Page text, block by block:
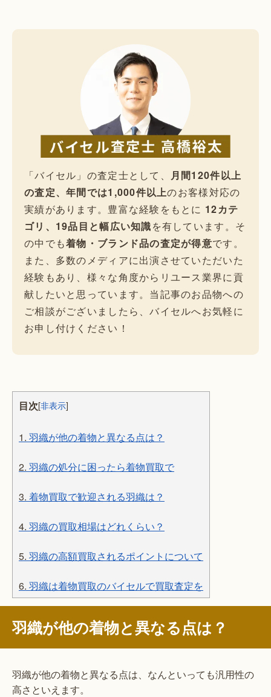
「バイセル」の査定士として、 月間120件以上
の査定、年間では1,000件以上のお客様対応の
実績があります。豊富な経験をもとに 12カテ
ゴリ、19品目と幅広い知識を有しています。そ
の中でも着物・ブランド品の査定が得意です。
また、多数のメディアに出演させていただいた
経験もあり、様々な角度からリユース業界に貢
献したいと思っています。当記事のお品物への
ご相談がございましたら、バイセルへお気軽に
お申し付けください！
目次[非表示]
1. 羽織が他の着物と異なる点は？
2. 羽織の処分に困ったら着物買取で
3. 着物買取で歓迎される羽織は？
4. 羽織の買取相場はどれくらい？
5. 羽織の高額買取されるポイントについて
6. 羽織は着物買取のバイセルで買取査定を
羽織が他の着物と異なる点は？
羽織が他の着物と異なる点は、なんといっても汎用性の
高さといえます。